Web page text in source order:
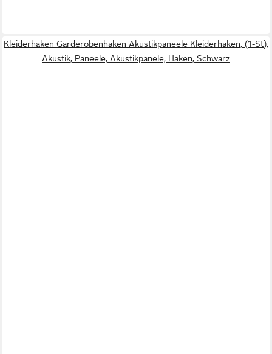
Kleiderhaken Garderobenhaken Akustikpaneele Kleiderhaken, (1-St),
Akustik, Paneele, Akustikpanele, Haken, Schwarz